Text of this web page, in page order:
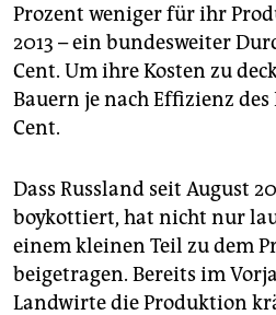
Prozent weniger für ihr
2013 – ein bundesweiter
Cent. Um ihre Kosten zu
Bauern je nach Effizienz
Cent.
Dass Russland seit August
boykottiert, hat nicht nur
einem kleinen Teil zu dem
beigetragen. Bereits im
Landwirte die Produktion